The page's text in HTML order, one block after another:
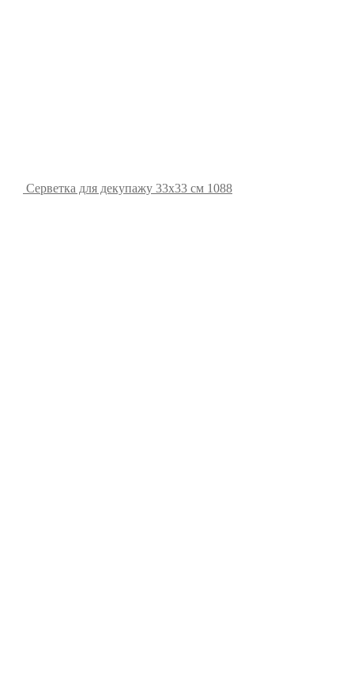
Серветка для декупажу 33х33 см 1088